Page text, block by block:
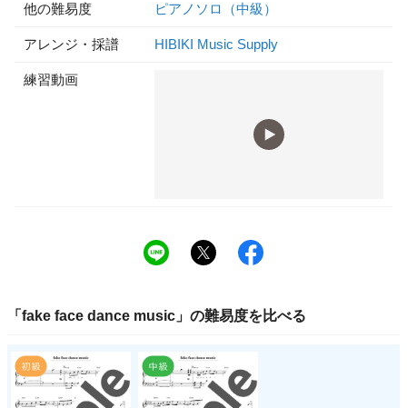
他の難易度 ピアノソロ（中級）
アレンジ・採譜 HIBIKI Music Supply
練習動画
「 fake face dance music 」の難易度を比べる